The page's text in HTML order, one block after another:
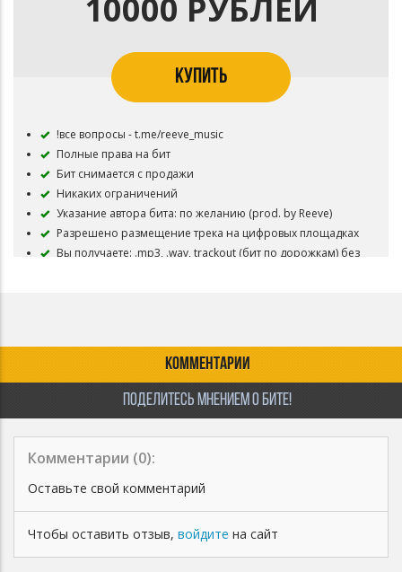
10000 РУБЛЕЙ
КУПИТЬ
!все вопросы - t.me/reeve_music
Полные права на бит
Бит снимается с продажи
Никаких ограничений
Указание автора бита: по желанию (prod. by Reeve)
Разрешено размещение трека на цифровых площадках
Вы получаете: .mp3, .wav, trackout (бит по дорожкам) без
КОММЕНТАРИИ
ПОДЕЛИТЕСЬ МНЕНИЕМ О БИТЕ!
Комментарии (0):
Оставьте свой комментарий
Чтобы оставить отзыв, войдите на сайт